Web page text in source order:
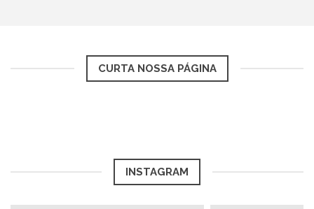
CURTA NOSSA PÁGINA
INSTAGRAM